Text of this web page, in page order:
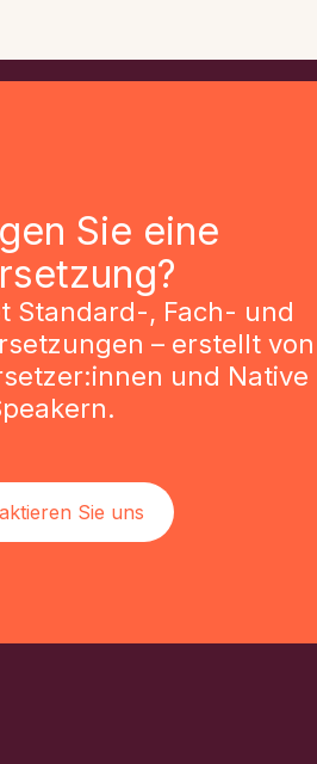
Sie eine
Standard-, Fach- und
– erstellt von
und Native
Sie uns